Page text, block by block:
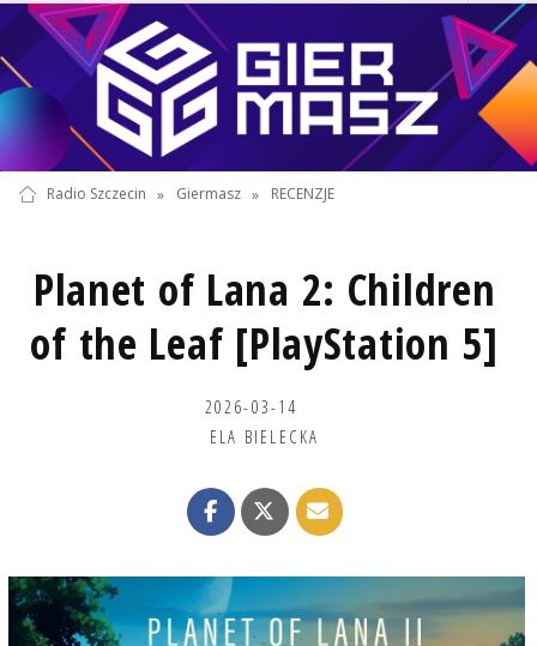
Radio Szczecin » Giermasz » RECENZJE
Planet of Lana 2: Children
of the Leaf [PlayStation 5]
2026-03-14
ELA BIELECKA